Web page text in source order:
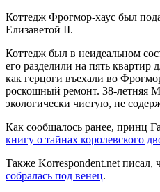
Коттедж Фрогмор-хаус был
Елизаветой II.
Коттедж был в неидеальном
его разделили на пять
как герцоги въехали во
роскошный ремонт. 38-летняя
экологически чистую, не
Как сообщалось ранее, принц
книгу о тайнах королевского
Также Korrespondent.net писал,
собралась под венец.